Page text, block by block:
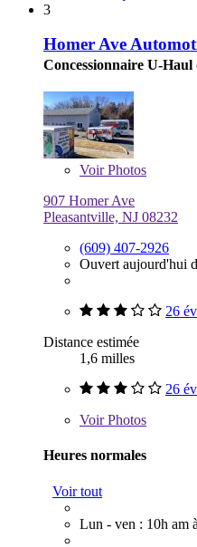
3
Homer Ave
Concessionnaire U-Haul
VoirPhotos
907 Homer Ave
Pleasantville, NJ 08232
(609) 407-2926
Ouvert aujourd'hui
26
Distance estimée
1,6 milles
26
VoirPhotos
Heures normales
Voir tout
Lun - ven : 10h am